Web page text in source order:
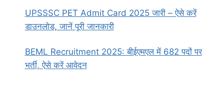
UPSSSC PET Admit Card 2025 जारी – ऐसे करें
डाउनलोड, जानें पूरी जानकारी
BEML Recruitment 2025: बीईएमएल में 682 पदों पर
भर्ती, ऐसे करें आवेदन